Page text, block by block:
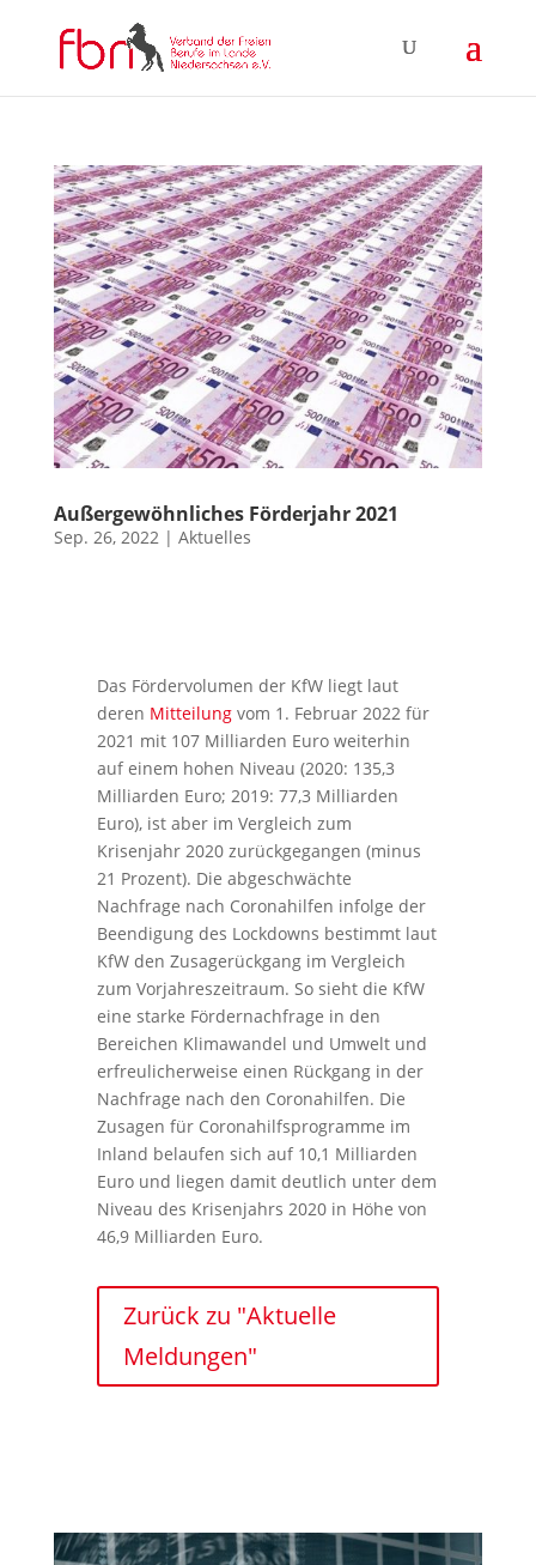
Außergewöhnliches Förderjahr 2021
Sep. 26, 2022| Aktuelles
Das Fördervolumen der KfW liegt laut
deren Mitteilungvom 1. Februar 2022 für
2021 mit 107 Milliarden Euro weiterhin
auf einem hohen Niveau (2020: 135,3
Milliarden Euro; 2019: 77,3 Milliarden
Euro), ist aber im Vergleich zum
Krisenjahr 2020 zurückgegangen (minus
21 Prozent). Die abgeschwächte
Nachfrage nach Coronahilfen infolge der
Beendigung des Lockdowns bestimmt laut
KfW den Zusagerückgang im Vergleich
zum Vorjahreszeitraum. So sieht die KfW
eine starke Fördernachfrage in den
Bereichen Klimawandel und Umwelt und
erfreulicherweise einen Rückgang in der
Nachfrage nach den Coronahilfen. Die
Zusagen für Coronahilfsprogramme im
Inland belaufen sich auf 10,1 Milliarden
Euro und liegen damit deutlich unter dem
Niveau des Krisenjahrs 2020 in Höhe von
46,9 Milliarden Euro.
Zurück zu "Aktuelle
Meldungen"